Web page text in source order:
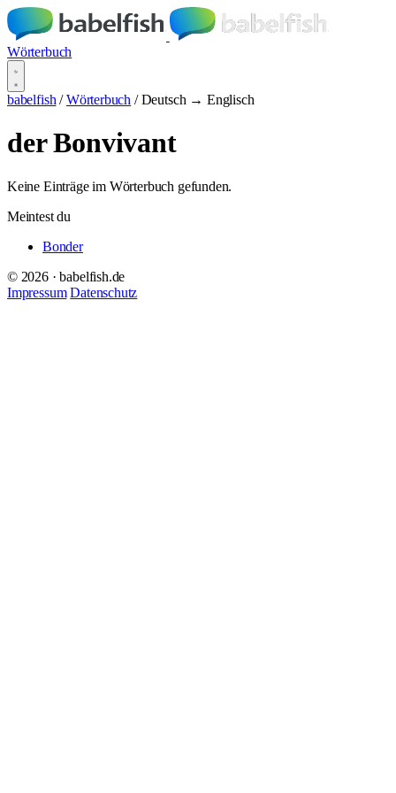
Wörterbuch
babelfish / Wörterbuch / Deutsch → Englisch
der Bonvivant
Keine Einträge im Wörterbuch gefunden.
Meintest du
Bonder
© 2026 · babelfish.de
Impressum Datenschutz